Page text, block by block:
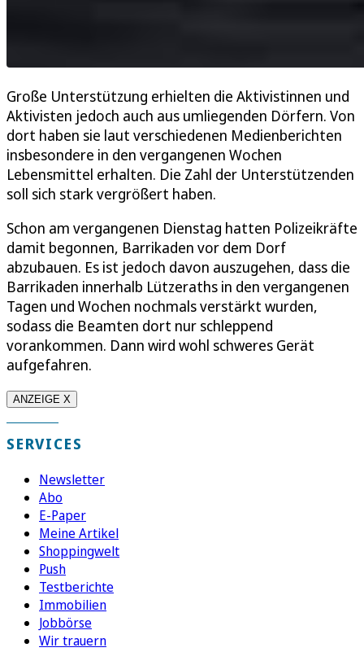
Große Unterstützung erhielten die Aktivistinnen und
Aktivisten jedoch auch aus umliegenden Dörfern. Von
dort haben sie laut verschiedenen Medienberichten
insbesondere in den vergangenen Wochen
Lebensmittel erhalten. Die Zahl der Unterstützenden
soll sich stark vergrößert haben.
Schon am vergangenen Dienstag hatten Polizeikräfte
damit begonnen, Barrikaden vor dem Dorf
abzubauen. Es ist jedoch davon auszugehen, dass die
Barrikaden innerhalb Lützeraths in den vergangenen
Tagen und Wochen nochmals verstärkt wurden,
sodass die Beamten dort nur schleppend
vorankommen. Dann wird wohl schweres Gerät
aufgefahren.
ANZEIGE X
SERVICES
Newsletter
Abo
E-Paper
Meine Artikel
Shoppingwelt
Push
Testberichte
Immobilien
Jobbörse
Wir trauern